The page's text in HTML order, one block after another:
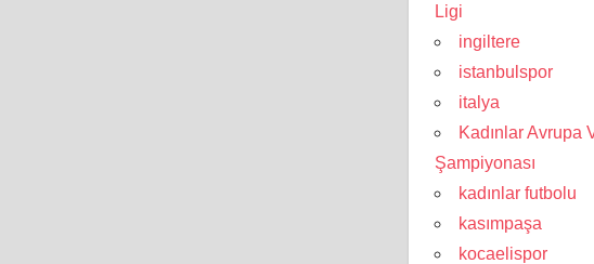
Ligi
ingiltere
istanbulspor
italya
Kadınlar Avrupa
Şampiyonası
kadınlar futbolu
kasımpaşa
kocaelispor